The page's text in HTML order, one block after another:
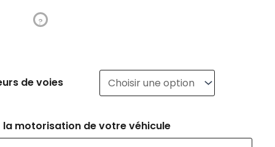
?
de voies
la motorisation de votre véhicule